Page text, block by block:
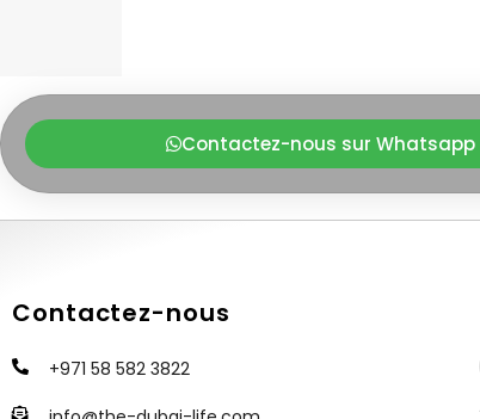
Contactez-nous sur Whatsapp
Contactez-nous
+971 58 582 3822